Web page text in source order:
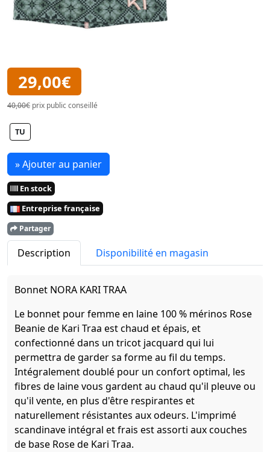
29,00€
40,00€ prix public conseillé
TU
» Ajouter au panier
En stock
Entreprise française
Partager
Description Disponibilité en magasin
Bonnet NORA KARI TRAA
Le bonnet pour femme en laine 100 % mérinos Rose
Beanie de Kari Traa est chaud et épais, et
confectionné dans un tricot jacquard qui lui
permettra de garder sa forme au fil du temps.
Intégralement doublé pour un confort optimal, les
fibres de laine vous gardent au chaud qu'il pleuve ou
qu'il vente, en plus d'être respirantes et
naturellement résistantes aux odeurs. L'imprimé
scandinave intégral et frais est assorti aux couches
de base Rose de Kari Traa.